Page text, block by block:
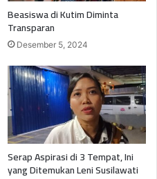
Beasiswa di Kutim Diminta
Transparan
Desember 5, 2024
Serap Aspirasi di 3 Tempat, Ini
yang Ditemukan Leni Susilawati